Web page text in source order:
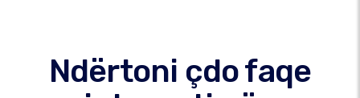
Ndërtoni çdo faqe